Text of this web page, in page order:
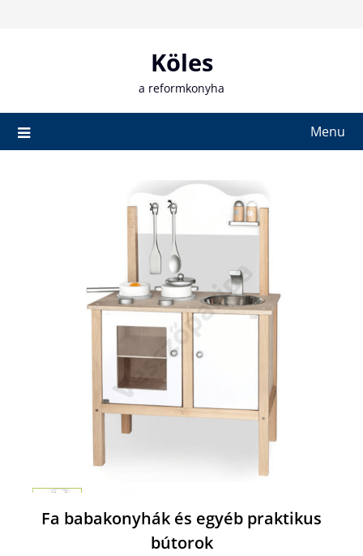
Köles
a reformkonyha
Menu
Fa babakonyhák és egyéb praktikus
bútorok